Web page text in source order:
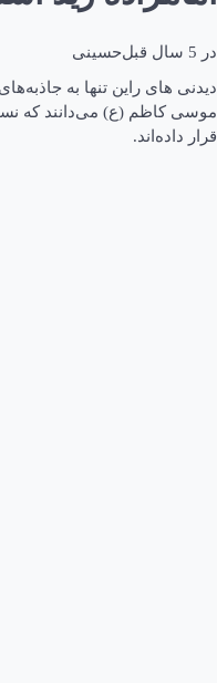
در 5 سال قبل
حسینی
دیدنی های راین تنها به
موسی کاظم (ع) می‌دانند که
قرار داده‌اند.